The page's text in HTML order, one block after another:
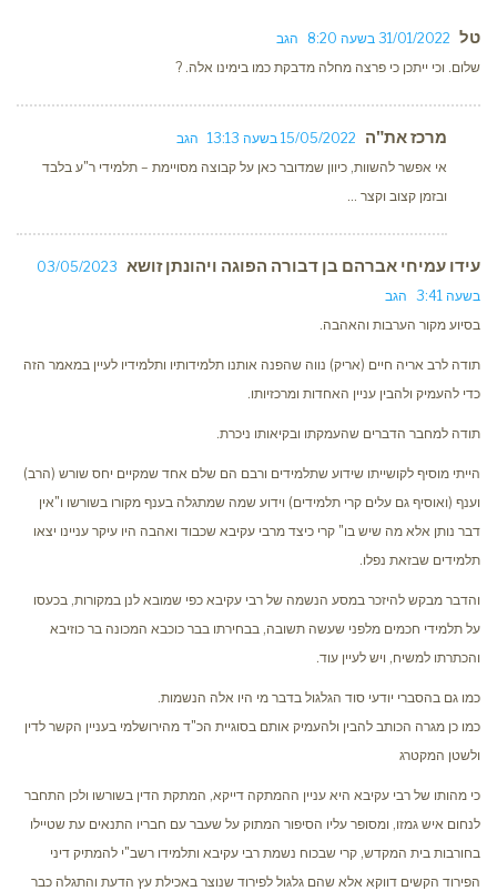
טל 31/01/2022 בשעה 8:20
הגב
שלום. וכי ייתכן כי פרצה מחלה מדבקת כמו בימינו אלה. ?
מרכז את"ה 15/05/2022 בשעה 13:13
הגב
אי אפשר להשוות, כיוון שמדובר כאן על קבוצה מסויימת – תלמידי ר"ע בלבד
ובזמן קצוב וקצר …
עידו עמיחי אברהם בן דבורה הפוגה ויהונתן זושא
03/05/2023
בשעה 3:41
הגב
בסיוע מקור הערבות והאהבה.
תודה לרב אריה חיים (אריק) נווה שהפנה אותנו תלמידותיו ותלמידיו לעיין במאמר הזה
כדי להעמיק ולהבין עניין האחדות ומרכזיותו.
תודה למחבר הדברים שהעמקתו ובקיאותו ניכרת.
הייתי מוסיף לקושייתו שידוע שתלמידים ורבם הם שלם אחד שמקיים יחס שורש (הרב)
וענף (ואוסיף גם עלים קרי תלמידים) וידוע שמה שמתגלה בענף מקורו בשורשו ו"אין
דבר נותן אלא מה שיש בו" קרי כיצד מרבי עקיבא שכבוד ואהבה היו עיקר עניינו יצאו
תלמידים שבזאת נפלו.
והדבר מבקש להיזכר במסע הנשמה של רבי עקיבא כפי שמובא לנן במקורות, בכעסו
על תלמידי חכמים מלפני שעשה תשובה, בבחירתו בבר כוכבא המכונה בר כוזיבא
והכתרתו למשיח, ויש לעיין עוד.
כמו גם בהסברי יודעי סוד הגלגול בדבר מי היו אלה הנשמות.
כמו כן מגרה הכותב להבין ולהעמיק אותם בסוגיית הכ"ד מהירושלמי בעניין הקשר לדין
ולשטן המקטרג
כי מהותו של רבי עקיבא היא עניין ההמתקה דייקא, המתקת הדין בשורשו ולכן התחבר
לנחום איש גמזו, ומסופר עליו הסיפור המתוק על שעבר עם חבריו התנאים עת שטיילו
בחורבות בית המקדש, קרי שבכוח נשמת רבי עקיבא ותלמידו רשב"י להמתיק דיני
הפירוד הקשים דווקא אלא שהם גלגול לפירוד שנוצר באכילת עץ הדעת והתגלה כבר